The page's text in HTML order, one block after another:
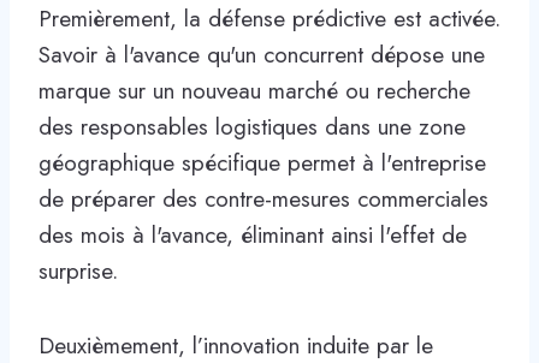
Premièrement, la défense prédictive est activée.
Savoir à l'avance qu'un concurrent dépose une
marque sur un nouveau marché ou recherche
des responsables logistiques dans une zone
géographique spécifique permet à l'entreprise
de préparer des contre-mesures commerciales
des mois à l'avance, éliminant ainsi l'effet de
surprise.
Deuxièmement, l’innovation induite par le